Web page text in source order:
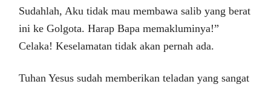
Sudahlah, Aku tidak mau membawa salib yang berat
ini ke Golgota. Harap Bapa memakluminya!”
Celaka! Keselamatan tidak akan pernah ada.
Tuhan Yesus sudah memberikan teladan yang sangat